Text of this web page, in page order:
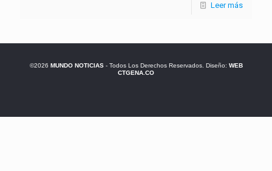
Leer más
©2026 MUNDO NOTICIAS- Todos Los Derechos Reservados. Diseño: WEB
CTGENA.CO